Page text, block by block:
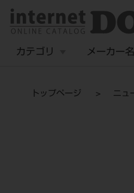
カテゴリ メーカー
トップページ ニュ